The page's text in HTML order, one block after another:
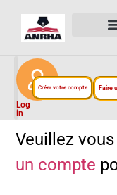
Log
in
Créer votre compte Faire
Veuillez vous
un compte